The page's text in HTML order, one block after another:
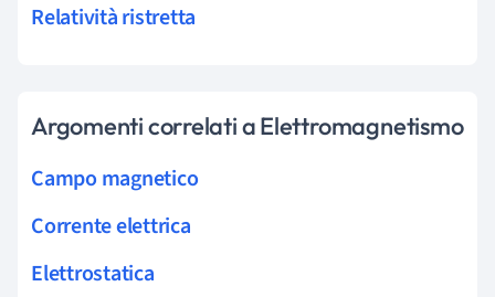
Relatività ristretta
Argomenti correlati a Elettromagnetismo
Campo magnetico
Corrente elettrica
Elettrostatica